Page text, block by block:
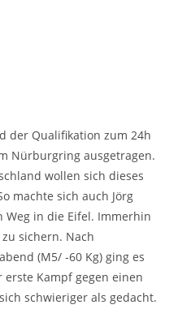
der Qualifikation zum 24h
Nürburgring ausgetragen.
wollen sich dieses
machte sich auch Jörg
Weg in die Eifel. Immerhin
sichern. Nach
(M5/ -60 Kg) ging es
Kampf gegen einen
schwieriger als gedacht.